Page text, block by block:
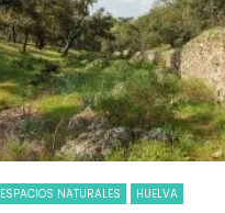
ESPACIOS NATURALES HUELVA